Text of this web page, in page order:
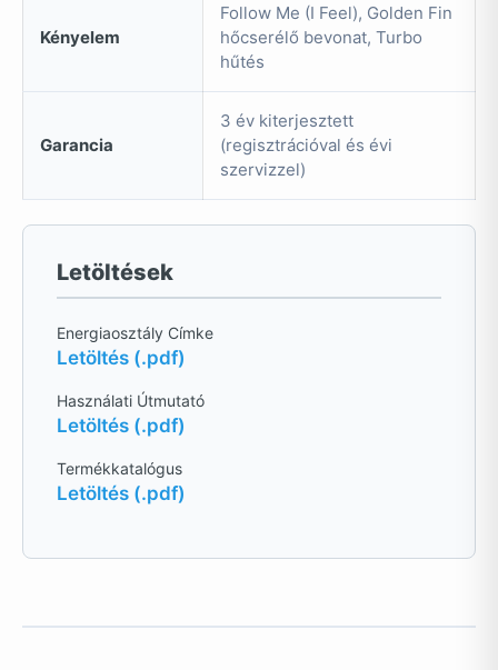
Kényelem
Follow Me (I Feel), Golden Fin
hőcserélő bevonat, Turbo
hűtés
Garancia
3 év kiterjesztett
(regisztrációval és évi
szervizzel)
Letöltések
Energiaosztály Címke
Letöltés (.pdf)
Használati Útmutató
Letöltés (.pdf)
Termékkatalógus
Letöltés (.pdf)